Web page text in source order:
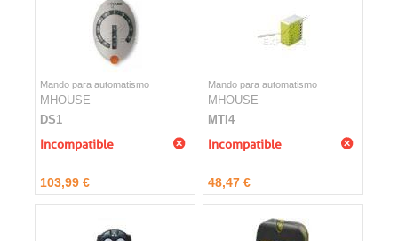
Mando para automatismo
MHOUSE
DS1
Incompatible
103,99 €
Mando para automatismo
MHOUSE
MTI4
Incompatible
48,47 €